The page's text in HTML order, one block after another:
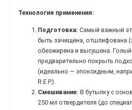
Технология применения:
Подготовка: Самый важный
быть зачищена, отшлифована
обезжирена и высушена.
предварительно покрыть
(идеально — эпоксидным,
R.E.P.).
Смешивание: В бутылку с
250 мл отвердителя (до